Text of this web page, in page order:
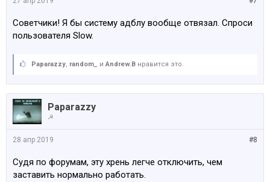
Советчики! Я бы систему адблу вообще отвязал. Спроси
пользователя Slow.
Paparazzy, random_ иAndrew.B нравится это.
Paparazzy
☭
#8
28 апр 2019
Судя по форумам, эту хрень легче отключить, чем
заставить нормально работать.